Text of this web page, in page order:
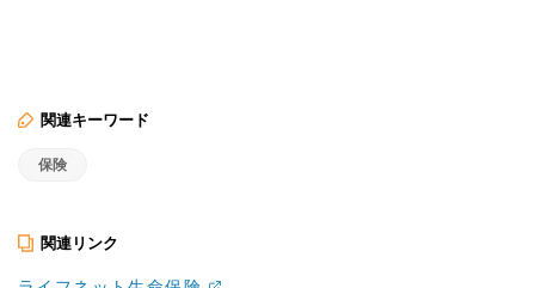
関連キーワード
保険
関連リンク